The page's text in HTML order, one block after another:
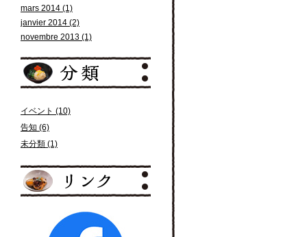
mars 2014 (1)
janvier 2014 (2)
novembre 2013 (1)
イベント (10)
告知 (6)
未分類 (1)